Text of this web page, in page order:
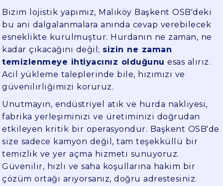
Bizim lojistik yapımız, Malıköy Başkent OSB'deki
bu ani dalgalanmalara anında cevap verebilecek
esneklikte kurulmuştur. Hurdanın ne zaman, ne
kadar çıkacağını değil; sizin ne zaman
temizlenmeye ihtiyacınız olduğunu esas alırız.
Acil yükleme taleplerinde bile, hızımızı ve
güvenilirliğimizi koruruz.
Unutmayın, endüstriyel atık ve hurda nakliyesi,
fabrika yerleşiminizi ve üretiminizi doğrudan
etkileyen kritik bir operasyondur. Başkent OSB'de
size sadece kamyon değil, tam teşekküllü bir
temizlik ve yer açma hizmeti sunuyoruz.
Güvenilir, hızlı ve saha koşullarına hakim bir
çözüm ortağı arıyorsanız, doğru adrestesiniz.